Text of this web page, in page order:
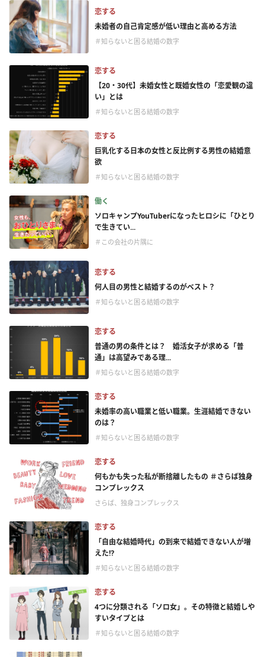
恋する
未婚者の自己肯定感が低い理由と高める方法
＃知らないと困る結婚の数字
恋する
【20・30代】未婚女性と既婚女性の「恋愛観の違
い」とは
＃知らないと困る結婚の数字
恋する
巨乳化する日本の女性と反比例する男性の結婚意
欲
＃知らないと困る結婚の数字
働く
ソロキャンプYouTuberになったヒロシに「ひとり
で生きてい...
＃この会社の片隅に
恋する
何人目の男性と結婚するのがベスト？
＃知らないと困る結婚の数字
恋する
普通の男の条件とは？ 婚活女子が求める「普
通」は高望みである理...
＃知らないと困る結婚の数字
恋する
未婚率の高い職業と低い職業。生涯結婚できない
のは？
＃知らないと困る結婚の数字
恋する
何もかも失った私が断捨離したもの ＃さらば独身
コンプレックス
さらば、独身コンプレックス
恋する
「自由な結婚時代」の到来で結婚できない人が増
えた⁉
＃知らないと困る結婚の数字
恋する
4つに分類される「ソロ女」。その特徴と結婚しや
すいタイプとは
＃知らないと困る結婚の数字